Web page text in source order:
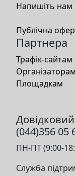
Напишіть нам
Публічна
Партнера
Трафік-сайтам
Організаторам
Площадкам
(044)356 05
ПН-ПТ (9:00-
Служба